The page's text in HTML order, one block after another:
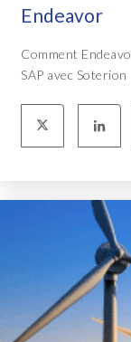
Endeavor
Comment
SAP avec Soterion